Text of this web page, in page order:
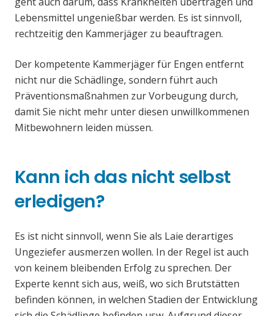
Lebensmittel ungenießbar werden. Es ist sinnvoll,
rechtzeitig den Kammerjäger zu beauftragen.
Der kompetente Kammerjäger für Engen entfernt
nicht nur die Schädlinge, sondern führt auch
Präventionsmaßnahmen zur Vorbeugung durch,
damit Sie nicht mehr unter diesen unwillkommenen
Mitbewohnern leiden müssen.
Kann ich das nicht selbst
erledigen?
Es ist nicht sinnvoll, wenn Sie als Laie derartiges
Ungeziefer ausmerzen wollen. In der Regel ist auch
von keinem bleibenden Erfolg zu sprechen. Der
Experte kennt sich aus, weiß, wo sich Brutstätten
befinden können, in welchen Stadien der Entwicklung